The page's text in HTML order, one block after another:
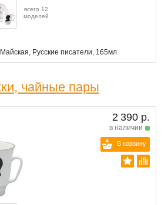
всего 12
моделей
Русские писатели, 165мл
чайные пары
2 390 р.
в наличии
В корзину